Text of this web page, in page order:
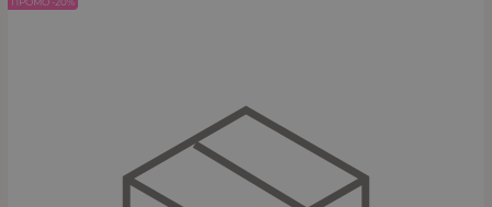
ПРОМО -20%